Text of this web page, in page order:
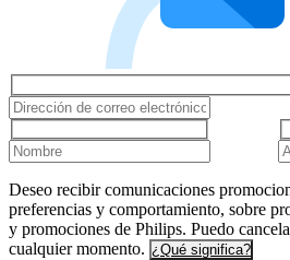
Deseo recibir comunicaciones
preferencias y comportamiento, sobre
y promociones de Philips. Puedo
cualquier momento. ¿Qué significa?